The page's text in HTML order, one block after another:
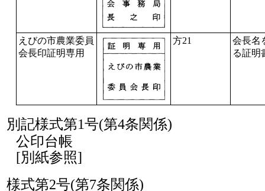
えびの市農業委員
会長印証明専用
方21
会長名
る証明
別記様式第1号(第4条関係)
公印台帳
[別紙参照]
様式第2号(第7条関係)